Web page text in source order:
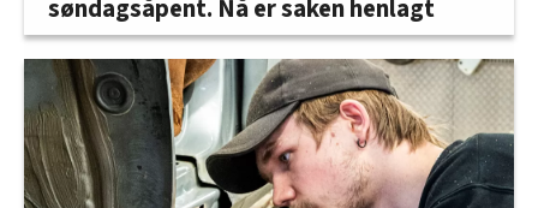
søndagsåpent. Nå er saken henlagt